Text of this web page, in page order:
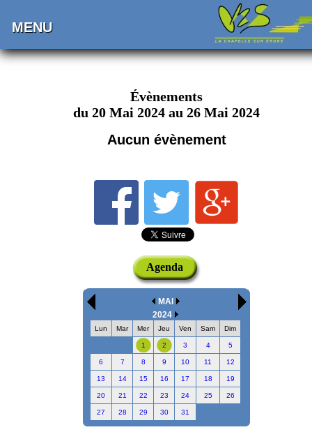
MENU
Évènements
du 20 Mai 2024 au 26 Mai 2024
Aucun évènement
Agenda
MAI
2024
Lun Mar Mer Jeu Ven Sam Dim
1 2 3 4 5
6 7 8 9 10 11 12
13 14 15 16 17 18 19
20 21 22 23 24 25 26
27 28 29 30 31